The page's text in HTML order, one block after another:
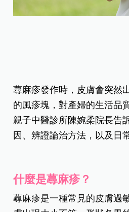
蕁麻疹發作時，皮膚會突然
的風疹塊，對產婦的生活品
親子中醫診所陳婉柔院長告
因、辨證論治方法，以及日
什麼是蕁麻疹？
蕁麻疹是一種常見的皮膚過